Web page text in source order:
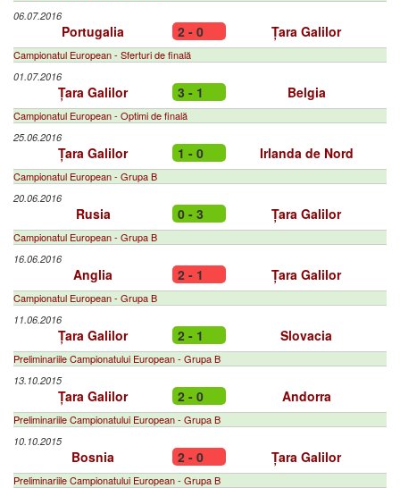
06.07.2016
Portugalia 2 - 0 Țara Galilor
Campionatul European - Sferturi de finală
01.07.2016
Țara Galilor 3 - 1 Belgia
Campionatul European - Optimi de finală
25.06.2016
Țara Galilor 1 - 0 Irlanda de Nord
Campionatul European - Grupa B
20.06.2016
Rusia 0 - 3 Țara Galilor
Campionatul European - Grupa B
16.06.2016
Anglia 2 - 1 Țara Galilor
Campionatul European - Grupa B
11.06.2016
Țara Galilor 2 - 1 Slovacia
Preliminariile Campionatului European - Grupa B
13.10.2015
Țara Galilor 2 - 0 Andorra
Preliminariile Campionatului European - Grupa B
10.10.2015
Bosnia 2 - 0 Țara Galilor
Preliminariile Campionatului European - Grupa B